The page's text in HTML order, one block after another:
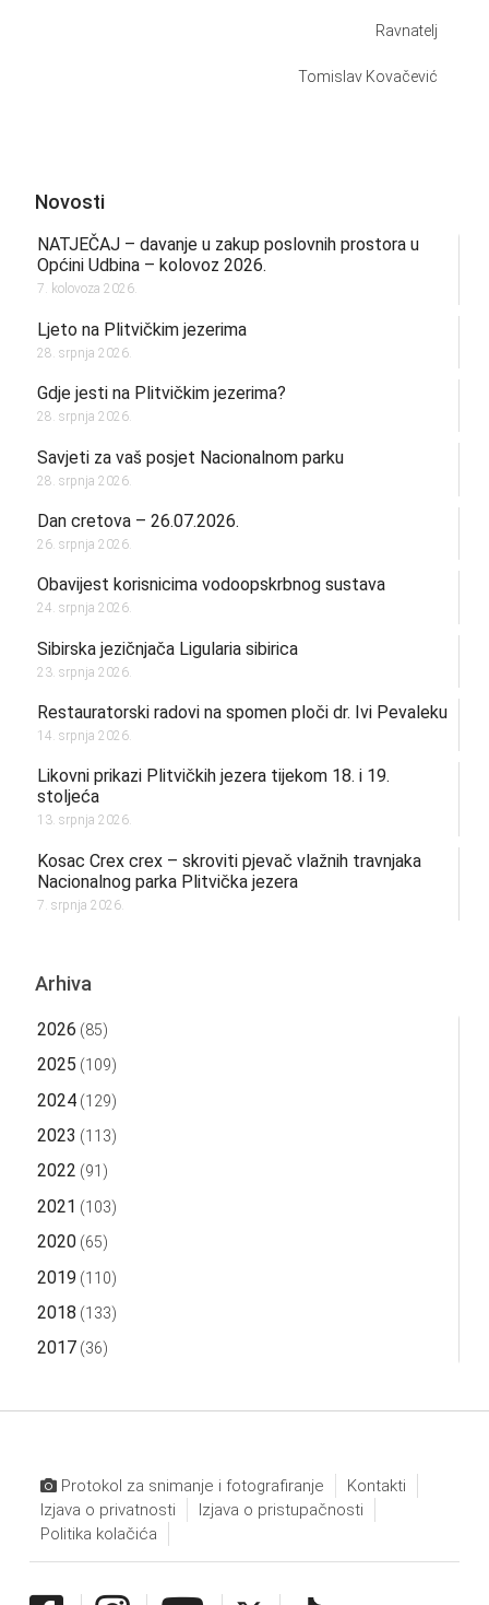
Ravnatelj
Tomislav Kovačević
Novosti
NATJEČAJ – davanje u zakup poslovnih prostora u
Općini Udbina – kolovoz 2026.
7. kolovoza 2026.
Ljeto na Plitvičkim jezerima
28. srpnja 2026.
Gdje jesti na Plitvičkim jezerima?
28. srpnja 2026.
Savjeti za vaš posjet Nacionalnom parku
28. srpnja 2026.
Dan cretova – 26.07.2026.
26. srpnja 2026.
Obavijest korisnicima vodoopskrbnog sustava
24. srpnja 2026.
Sibirska jezičnjača Ligularia sibirica
23. srpnja 2026.
Restauratorski radovi na spomen ploči dr. Ivi Pevaleku
14. srpnja 2026.
Likovni prikazi Plitvičkih jezera tijekom 18. i 19.
stoljeća
13. srpnja 2026.
Kosac Crex crex – skroviti pjevač vlažnih travnjaka
Nacionalnog parka Plitvička jezera
7. srpnja 2026.
Arhiva
2026 (85)
2025 (109)
2024(129)
2023 (113)
2022 (91)
2021 (103)
2020(65)
2019 (110)
2018 (133)
2017(36)
Protokol za snimanje i fotografiranje
Kontakti
Izjava o privatnosti
Izjava o pristupačnosti
Politika kolačića